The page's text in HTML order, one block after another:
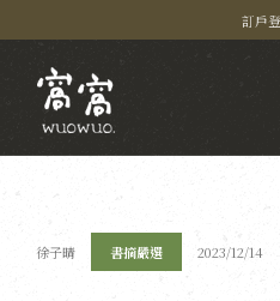
訂戶
徐子晴 書摘嚴選 2023/12/14